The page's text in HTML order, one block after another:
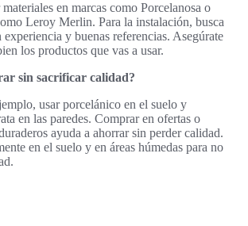
en marcas como Porcelanosa o
Leroy Merlin. Para la instalación, busca
y buenas referencias. Asegúrate
los productos que vas a usar.
sin sacrificar calidad?
usar porcelánico en el suelo y
en las paredes. Comprar en ofertas o
ayuda a ahorrar sin perder calidad.
en el suelo y en áreas húmedas para no